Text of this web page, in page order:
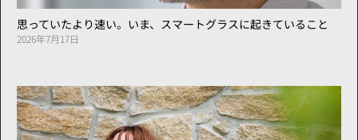
思っていたより速い。いま、スマートグラスに起きていること
2026年7月17日